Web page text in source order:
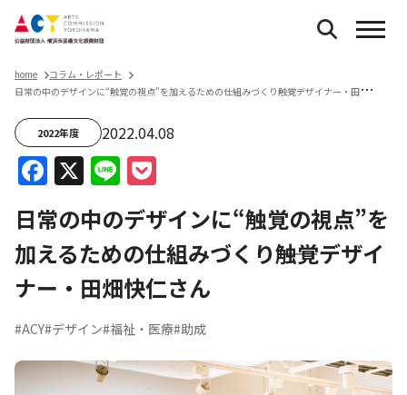
home コラム・レポート
日
常の中のデザインに“触覚の視点”を加えるための仕組みづくり――触覚デザイナー・田畑快仁さん
2022年度 2022.04.08
Facebook
X Line
日常の中のデザインに“触覚の視点”を
加えるための仕組みづくり――触覚デザイ
ナー・田畑快仁さん
#ACY#デザイン#福祉・医療#助成